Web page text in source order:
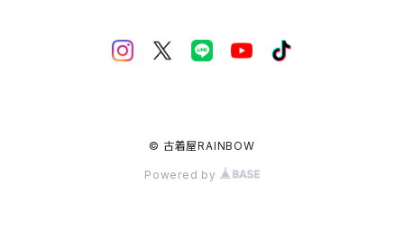
© 古着屋RAINBOW
Powered by